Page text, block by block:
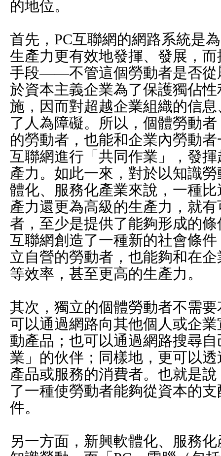
的地位。
首先，PC互聯網的網路系統是
生產力更有效地發揮、發展，
手段——不管這個勞動者是否從
於資本主義企業為了保護獨佔
施，因而對超越企業組織的信
了人為障礙。所以，個體勞動
的勞動者，也能和企業內勞動
互聯網進行「共同作業」，發
產力。如此一來，對於以知識
體化、服務化產業來說，一種
產力還更為高級的生產力，就
者，至少是提供了能夠形成的
互聯網創造了一種新的社會條
立自營的勞動者，也能夠和在
等效率，甚至更高的生產力。
其次，獨立的個體勞動者不需
可以通過網路向其他個人或企
動產品；也可以通過網路搜尋
業」的伙伴；同樣地，更可以
產品或服務的消費者。也就是
了一種使勞動者能夠從資本的
件。
另一方面，新興軟體化、服務